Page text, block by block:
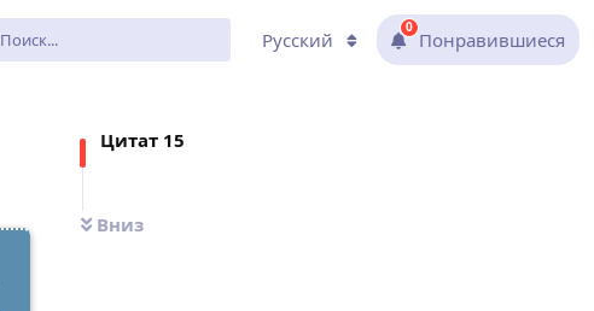
Цитат 15
Вниз
Русский
0
Понравившиеся